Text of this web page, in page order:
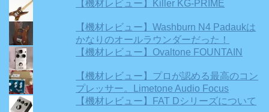
【機材レビュー】Killer KG-PRIME
【機材レビュー】Washburn N4 Padaukは
かなりのオールラウンダーだった！
【機材レビュー】Ovaltone FOUNTAIN
【機材レビュー】プロが認める最高のコン
プレッサー。Limetone Audio Focus
【機材レビュー】FAT Dシリーズについて